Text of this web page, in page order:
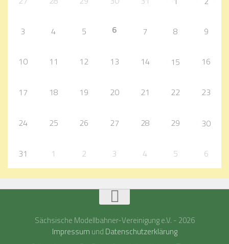
3 4 5 6 7 8 9
10 11 12 13 14 15 16
17 18 19 20 21 22 23
24 25 26 27 28 29 30
31 1 2 3 4 5 6
Sächsische Modellbahner-Vereinigung e.V. - 2026
Impressum und Datenschutzerklärung